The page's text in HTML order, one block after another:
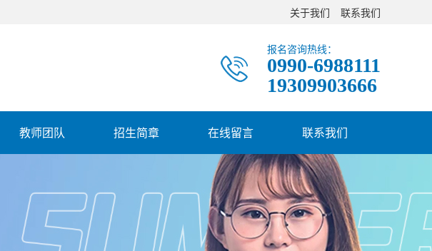
关于我们 联系我们
报名咨询热线：
0990-6988111
19309903666
教师团队 招生简章 在线留言 联系我们